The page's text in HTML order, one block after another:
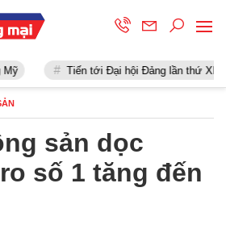
Tiến tới Đại hội Đảng lần thứ XIII
sản dọc
số 1 tăng đến